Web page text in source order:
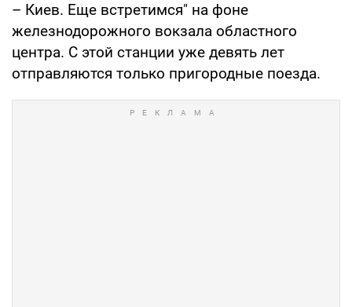
– Киев. Еще встретимся" на фоне
железнодорожного вокзала областного
центра. С этой станции уже девять лет
отправляются только пригородные поезда.